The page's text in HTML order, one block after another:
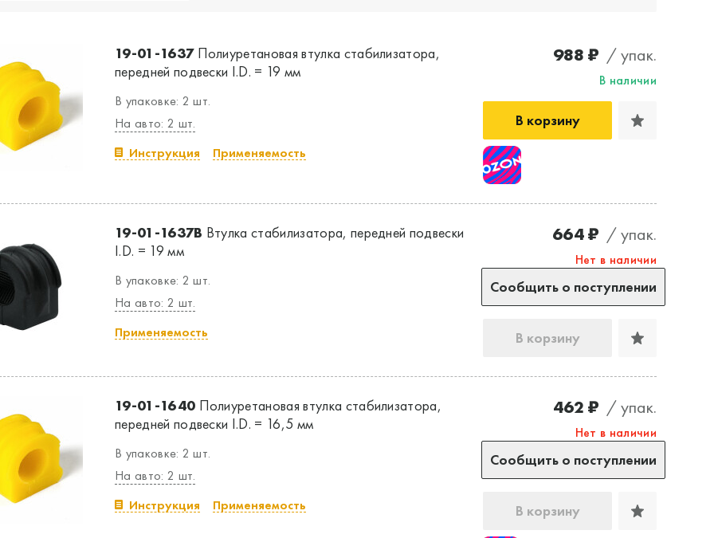
19-01-1637Полиуретановая втулка стабилизатора,
передней подвески I.D. = 19 мм
В упаковке: 2 шт.
На авто: 2 шт.
Инструкция
Применяемость
988 ₽ / упак.
В наличии
В корзину
19-01-1637B Втулка стабилизатора, передней подвески
I.D. = 19 мм
В упаковке: 2 шт.
На авто: 2 шт.
Применяемость
664 ₽ / упак.
Нет в наличии
Сообщить о поступлении
В корзину
19-01-1640 Полиуретановая втулка стабилизатора,
передней подвески I.D. = 16,5 мм
В упаковке: 2 шт.
На авто: 2 шт.
Инструкция
Применяемость
462 ₽ / упак.
Нет в наличии
Сообщить о поступлении
В корзину